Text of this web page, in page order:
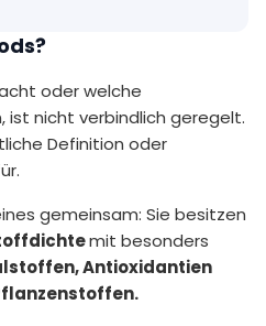
oder welche
ist nicht verbindlich geregelt.
Definition oder
gemeinsam: Sie besitzen
mit besonders
Antioxidantien